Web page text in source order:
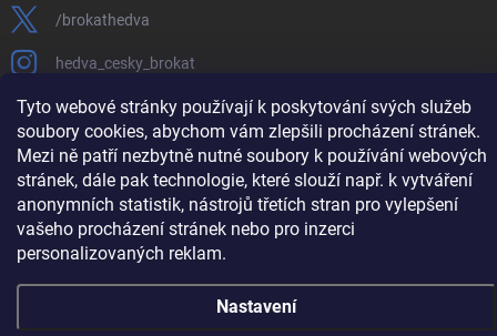
Tyto webové stránky používají k poskytování svých služeb
soubory cookies, abychom vám zlepšili procházení stránek.
Mezi ně patří nezbytně nutné soubory k používání webových
stránek, dále pak technologie, které slouží např. k vytváření
anonymních statistik, nástrojů třetích stran pro vylepšení
vašeho procházení stránek nebo pro inzerci
personalizovaných reklam.
Nastavení
/brokathedva
hedva_cesky_brokat
https://www.youtube.com/channel/
Copyright 2026Hedva ČESKÝ BROKÁT . Všechna práva vyhrazena.Upravit
nastavení cookies